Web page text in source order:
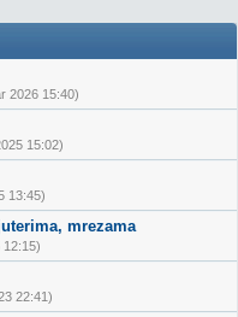
2026 15:40)
15:02)
13:45)
mrezama
12:15)
22:41)